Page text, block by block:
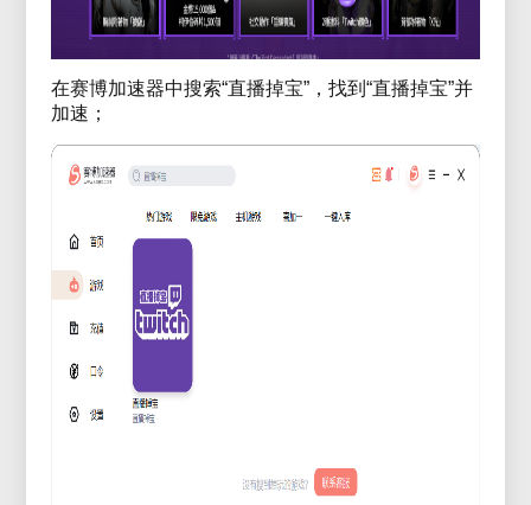
在赛博加速器中搜索“直播掉宝”，找到“直播掉宝”并
加速；